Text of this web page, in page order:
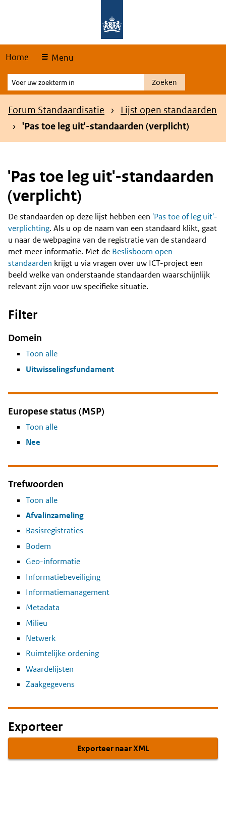
Home Menu
Voer
uw
zoekterm
Zoeken
Kruimelpad
Forum Standaardisatie
Lijst open standaarden
'Pas toe leg uit'-standaarden (verplicht)
'Pas toe leg uit'-standaarden
(verplicht)
Content
De standaarden op deze lijst hebben een 'Pas toe of leg uit'-
verplichting. Als u op de naam van een standaard klikt, gaat
u naar de webpagina van de registratie van de standaard
met meer informatie. Met de Beslisboom open
standaarden krijgt u via vragen over uw ICT-project een
beeld welke van onderstaande standaarden waarschijnlijk
relevant zijn voor uw specifieke situatie.
Filter
Domein
Toon alle
Uitwisselingsfundament
Europese status (MSP)
Toon alle
Nee
Trefwoorden
Toon alle
Afvalinzameling
Basisregistraties
Bodem
Geo-informatie
Informatiebeveiliging
Informatiemanagement
Metadata
Milieu
Netwerk
Ruimtelijke ordening
Waardelijsten
Zaakgegevens
Exporteer
Exporteer naar XML